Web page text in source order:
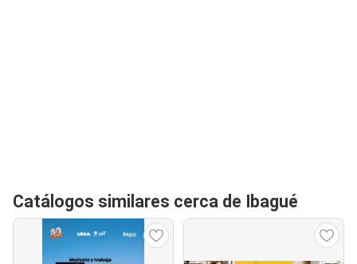
Catálogos similares cerca de Ibagué